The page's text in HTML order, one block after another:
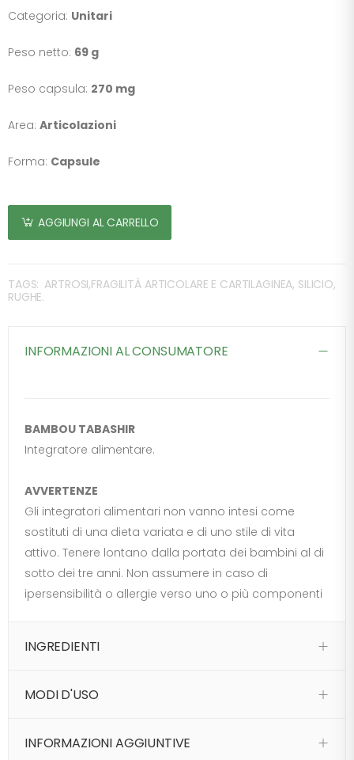
Categoria: Unitari
Peso netto: 69 g
Peso capsula: 270 mg
Area: Articolazioni
Forma: Capsule
AGGIUNGI AL CARRELLO
TAGS: ARTROSI,FRAGILITÀ ARTICOLARE E CARTILAGINEA, SILICIO,
RUGHE.
INFORMAZIONI AL CONSUMATORE
BAMBOU TABASHIR
Integratore alimentare.
AVVERTENZE
Gli integratori alimentari non vanno intesi come
sostituti di una dieta variata e di uno stile di vita
attivo. Tenere lontano dalla portata dei bambini al di
sotto dei tre anni. Non assumere in caso di
ipersensibilità o allergie verso uno o più componenti
INGREDIENTI
MODI D'USO
INFORMAZIONI AGGIUNTIVE